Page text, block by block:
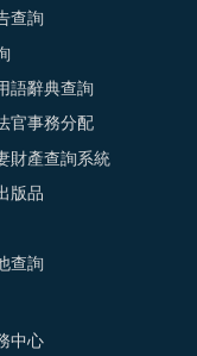
查詢
語辭典查詢
官事務分配
財產查詢系統
版品
查詢
中心